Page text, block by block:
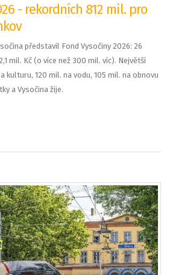
- rekordních 812 mil. pro
představil Fond Vysočiny 2026: 26
mil. Kč (o více než 300 mil. víc). Největší
kulturu, 120 mil. na vodu, 105 mil. na obnovu
a Vysočina žije.